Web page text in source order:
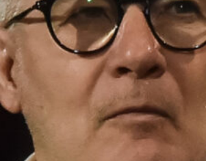
non siamo una seconda squadra”
27 Maggio 2026